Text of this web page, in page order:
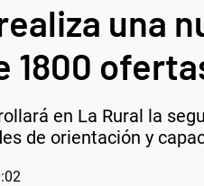
una
1800
en La Rural la
de orientación y